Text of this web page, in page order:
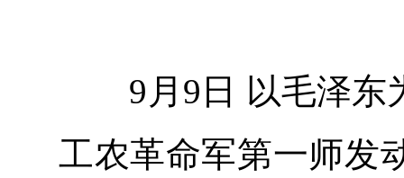
9月9日 以毛泽东
工农革命军第一师发